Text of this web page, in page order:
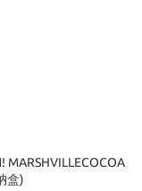
MARSHVILLECOCOA
盒)